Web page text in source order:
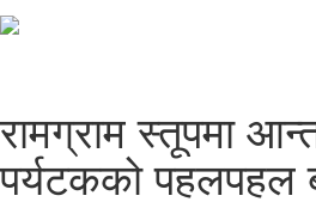
रामग्राम स्तूपमा
पर्यटकको पहलपहल